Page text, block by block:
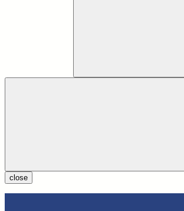
close